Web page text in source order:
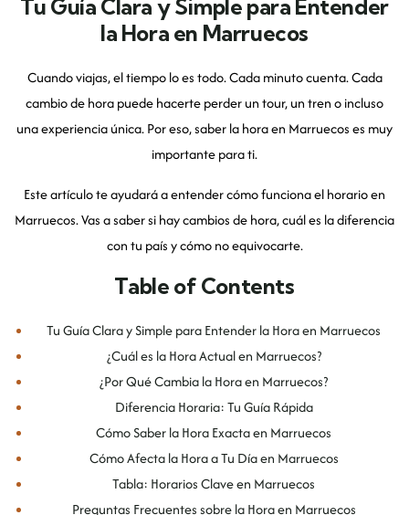
Tu Guía Clara y Simple para Entender
la Hora en Marruecos
Cuando viajas, el tiempo lo es todo. Cada minuto cuenta. Cada
cambio de hora puede hacerte perder un tour, un tren o incluso
una experiencia única. Por eso, saber la hora en Marruecos es muy
importante para ti.
Este artículo te ayudará a entender cómo funciona el horario en
Marruecos. Vas a saber si hay cambios de hora, cuál es la diferencia
con tu país y cómo no equivocarte.
Table of Contents
Tu Guía Clara y Simple para Entender la Hora en Marruecos
¿Cuál es la Hora Actual en Marruecos?
¿Por Qué Cambia la Hora en Marruecos?
Diferencia Horaria: Tu Guía Rápida
Cómo Saber la Hora Exacta en Marruecos
Cómo Afecta la Hora a Tu Día en Marruecos
Tabla: Horarios Clave en Marruecos
Preguntas Frecuentes sobre la Hora en Marruecos